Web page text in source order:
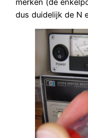
dus duidelijk de N